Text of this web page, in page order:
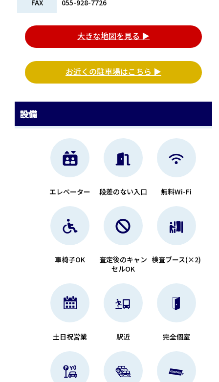
FAX 055-928-7726
大きな地図を見る ▶
お近くの駐車場はこちら ▶
設備
エレベーター 段差のない入口 無料Wi-Fi
車椅子OK
査定後のキャン
セルOK
検査ブース(×2)
土日祝営業 駅近 完全個室